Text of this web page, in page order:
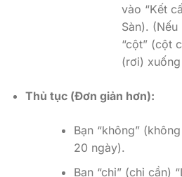
vào “Kết
Sàn). (Nếu
“cột” (cột
(rơi) xuống
Thủ tục (Đơn giản hơn):
Bạn “không”
20 ngày).
Bạn “chỉ” (chỉ cần)